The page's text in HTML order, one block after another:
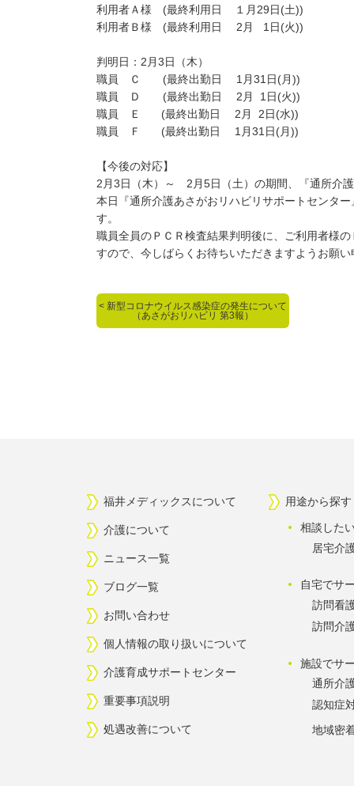
利用者Ａ様 (最終利用日 １月29日(土))
利用者Ｂ様 (最終利用日 2月 1日(火))
判明日：2月3日（木）
職員 Ｃ (最終出勤日 1月31日(月))
職員 Ｄ (最終出勤日 2月 1日(火))
職員 Ｅ (最終出勤日 2月 2日(水))
職員 Ｆ (最終出勤日 1月31日(月))
【今後の対応】
2月3日（木）～ 2月5日（土）の期間、『通所介
本日『通所介護あさがおリハビリサポートセンタ
す。
職員全員のＰＣＲ検査結果判明後に、ご利用者様
すので、今しばらくお待ちいただきますようお願
< <
新型コロナウイルス感染症の発生について
（あさがおリハビリ 第3報）
福井メディックスについて
介護について
ニュース一覧
ブログ一覧
お問い合わせ
個人情報の取り扱いについて
介護育成サポートセンター
重要事項説明
処遇改善について
用途から探す
相談した
居宅介
自宅でサ
訪問看
訪問介
施設でサ
通所介
認知症
地域密